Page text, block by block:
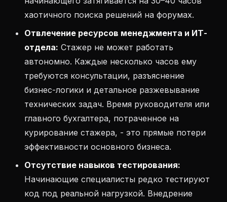
хаотичного поиска решений на форумах.
Отвлечение ресурсов менеджмента и ИТ-
отдела: Стажер не может работать
автономно. Каждые несколько часов ему
требуются консультации, разъяснение
бизнес-логики и детальное разжевывание
технических задач. Время руководителя или
главного бухгалтера, потраченное на
курирование стажера, - это прямые потери
эффективности основного бизнеса.
Отсутствие навыков тестирования:
Начинающие специалисты редко тестируют
код под реальной нагрузкой. Внедрение